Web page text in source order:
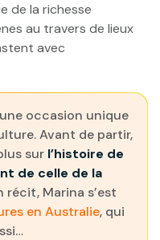
de la richesse
au travers de lieux
avec
occasion unique
Avant de partir,
sur l’histoire de
de celle de la
récit, Marina s’est
en Australie, qui